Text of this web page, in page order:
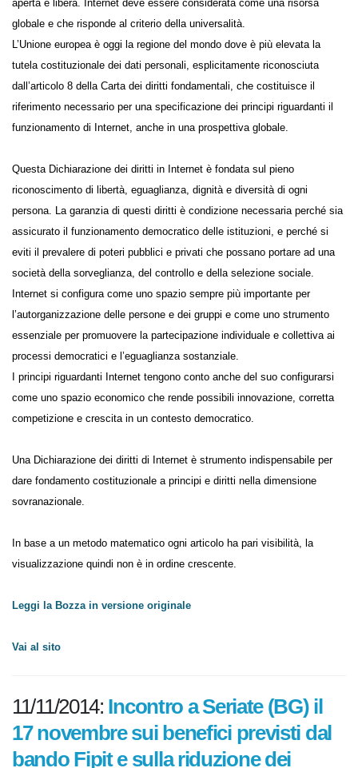
più aperta e libera. Internet deve essere considerata come una risorsa
globale e che risponde al criterio della universalità.
L’Unione europea è oggi la regione del mondo dove è più elevata la
tutela costituzionale dei dati personali, esplicitamente riconosciuta
dall’articolo 8 della Carta dei diritti fondamentali, che costituisce il
riferimento necessario per una specificazione dei principi riguardanti il
funzionamento di Internet, anche in una prospettiva globale.
Questa Dichiarazione dei diritti in Internet è fondata sul pieno
riconoscimento di libertà, eguaglianza, dignità e diversità di ogni
persona. La garanzia di questi diritti è condizione necessaria perché sia
assicurato il funzionamento democratico delle istituzioni, e perché si
eviti il prevalere di poteri pubblici e privati che possano portare ad una
società della sorveglianza, del controllo e della selezione sociale.
Internet si configura come uno spazio sempre più importante per
l’autorganizzazione delle persone e dei gruppi e come uno strumento
essenziale per promuovere la partecipazione individuale e collettiva ai
processi democratici e l’eguaglianza sostanziale.
I principi riguardanti Internet tengono conto anche del suo
configurarsi come uno spazio economico che rende possibili
innovazione, corretta competizione e crescita in un contesto
Una Dichiarazione dei diritti di Internet è strumento indispensabile per
dare fondamento costituzionale a principi e diritti nella dimensione
In base a un metodo matematico ogni articolo ha pari visibilità, la
11/11/2014:Incontro a Seriate (BG) il
17 novembre sui benefici previsti